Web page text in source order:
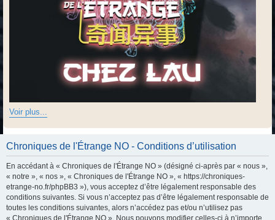
Voir plus...
Chroniques de l'Étrange NO - Conditions d’utilisation
En accédant à « Chroniques de l'Étrange NO » (désigné ci-après par « nous »,
« notre », « nos », « Chroniques de l'Étrange NO », « https://chroniques-
etrange-no.fr/phpBB3 »), vous acceptez d’être légalement responsable des
conditions suivantes. Si vous n’acceptez pas d’être légalement responsable de
toutes les conditions suivantes, alors n’accédez pas et/ou n’utilisez pas
« Chroniques de l'Étrange NO ». Nous pouvons modifier celles-ci à n’importe